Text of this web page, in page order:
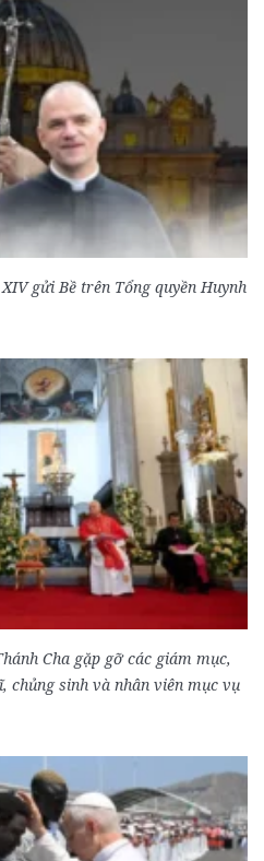
gửi Bề trên Tổng quyền Huynh
Cha gặp gỡ các giám mục,
chủng sinh và nhân viên mục vụ